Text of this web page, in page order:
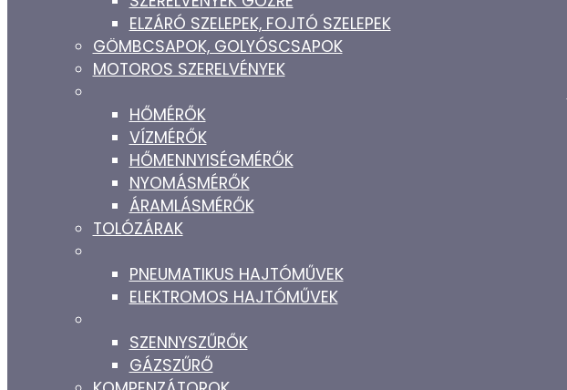
ELZÁRÓ SZELEPEK, FOJTÓ SZELEPEK
GÖMBCSAPOK, GOLYÓSCSAPOK
MOTOROS SZERELVÉNYEK
HŐMÉRŐK
VÍZMÉRŐK
HŐMENNYISÉGMÉRŐK
NYOMÁSMÉRŐK
ÁRAMLÁSMÉRŐK
TOLÓZÁRAK
PNEUMATIKUS HAJTÓMŰVEK
ELEKTROMOS HAJTÓMŰVEK
SZENNYSZŰRŐK
GÁZSZŰRŐ